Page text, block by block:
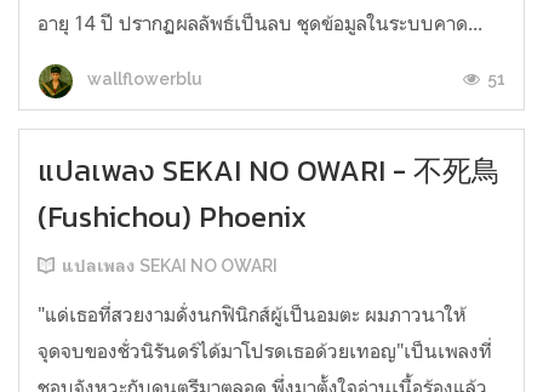
อายุ 14 ปี ปรากฏผลลัพธ์เป็นลบ ชุดข้อมูลในระบบคาด...
wallflowerblu 51
แปลเพลง SEKAI NO OWARI - 不死鳥
(Fushichou) Phoenix
แปลเพลง SEKAI NO OWARI
"แด่เธอที่สวยงามดั่งนกฟินิกส์ผู้เป็นอมตะ ผมภาวนาให้
จุดจบของชั่วนิรันดร์ได้มาโปรดเธอด้วยเทอญ"เป็นเพลงที่
ชอบจังหวะกับดนตรีมาตลอด พึ่งมาตั้งใจอ่านเนื้อร้องแล้ว